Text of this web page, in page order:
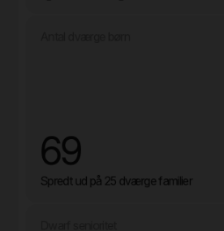
69
Spredt ud på 25 dværge familier